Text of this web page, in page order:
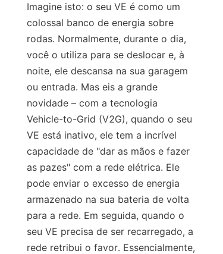
Imagine isto: o seu VE é como um
colossal banco de energia sobre
rodas. Normalmente, durante o dia,
você o utiliza para se deslocar e, à
noite, ele descansa na sua garagem
ou entrada. Mas eis a grande
novidade – com a tecnologia
Vehicle-to-Grid (V2G), quando o seu
VE está inativo, ele tem a incrível
capacidade de "dar as mãos e fazer
as pazes" com a rede elétrica. Ele
pode enviar o excesso de energia
armazenado na sua bateria de volta
para a rede. Em seguida, quando o
seu VE precisa de ser recarregado, a
rede retribui o favor. Essencialmente,